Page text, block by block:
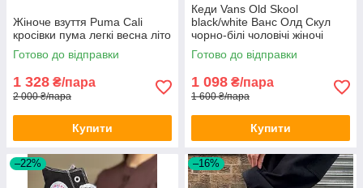
Жіноче взуття Puma Cali
кросівки пума легкі весна літо
Готово до відправки
1 328 ₴/пара
2 000 ₴/пара
Купити
Кеди Vans Old Skool
black/white Ванс Олд Скул
чорно-білі чоловічі жіночі
підліткові
Готово до відправки
1 098 ₴/пара
1 600 ₴/пара
Купити
–22% –16%